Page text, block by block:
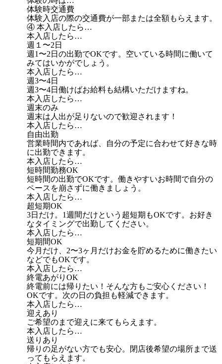
体験時交通費
体験入店の際の交通費が一部または全額もらえます。
④ 本入店したら…
本入店したら…
週１〜2日
週1〜2日の出勤でOKです。空いている時間に働いて
みてはいかがでしょう。
本入店したら…
週3〜4日
週3〜4日働けばお給料も結構いただけますね。
本入店したら…
週末のみ
週末は人出が足りないので歓迎されます！
本入店したら…
自由出勤
営業時間内であれば、自分の予定に合わせて好きな時
に出勤できます。
本入店したら…
短時間勤務OK
短時間の出勤でOKです。働きやすいお時間で自分の
ペースを崩さずに働きましょう。
本入店したら…
超短期OK
3日だけ。1週間だけという超短期もOKです。お好き
なタイミングで出勤してください。
本入店したら…
短期間OK
今月だけ、2〜3ヶ月だけお金を貯めるために働きたい
などでもOKです。
本入店したら…
終電あがりOK
終電前には帰りたい！そんな方もご安心ください！
OKです。次の日の負担も軽減できます。
本入店したら…
迎えあり
ご希望のまで迎えに来てもらえます。
本入店したら…
送りあり
帰りの足がない方でも安心。閉店後希望の場所まで送
ってもらえます。